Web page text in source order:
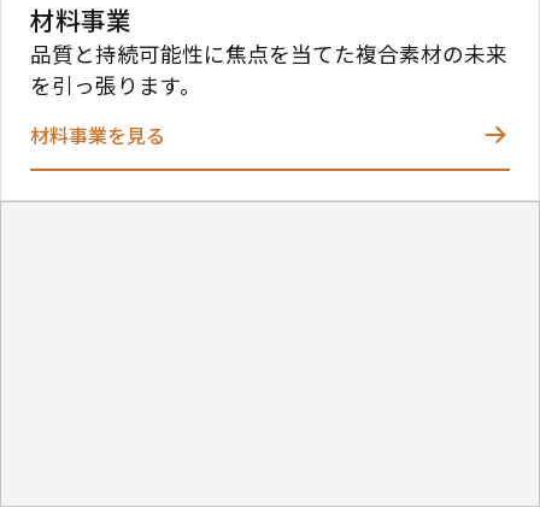
材料事業
品質と持続可能性に焦点を当てた複合素材の未来
を引っ張ります。
材料事業を見る